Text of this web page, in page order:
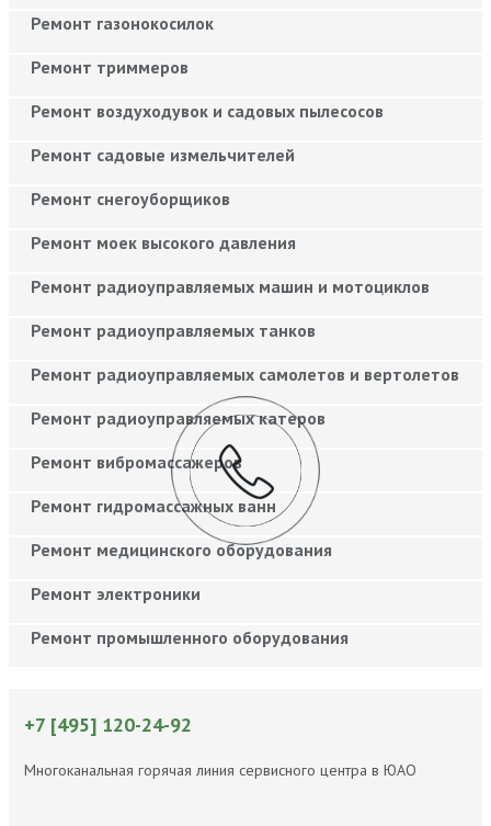
Ремонт газонокосилок
Ремонт триммеров
Ремонт воздуходувок и садовых пылесосов
Ремонт садовые измельчителей
Ремонт снегоуборщиков
Ремонт моек высокого давления
Ремонт радиоуправляемых машин и мотоциклов
Ремонт радиоуправляемых танков
Ремонт радиоуправляемых самолетов и вертолетов
Ремонт радиоуправляемых катеров
Ремонт вибромассажеров
Ремонт гидромассажных ванн
Ремонт медицинского оборудования
Ремонт электроники
Ремонт промышленного оборудования
+7 [495] 120-24-92
Многоканальная горячая линия сервисного центра в ЮАО